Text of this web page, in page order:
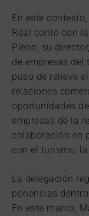
En este
Real contó con
Pleno; su
de empresas
puso de relieve
relaciones
oportunidades
empresas de la
colaboración en
con el turismo,
La delegación
ponencias
En este marco,